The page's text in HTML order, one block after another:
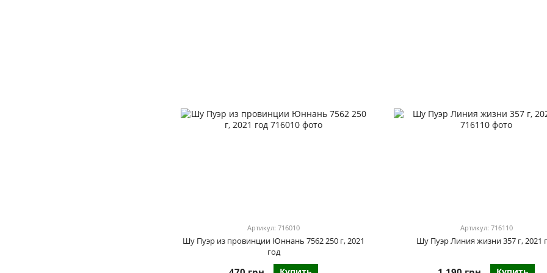
Артикул: 716010
Шу Пуэр из провинции Юннань 7562 250 г, 2021
год
Артикул: 716110
Шу Пуэр Линия жизни 357 г, 2021